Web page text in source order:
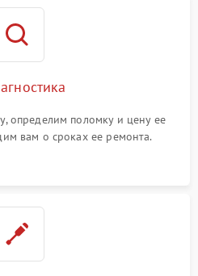
определим поломку и цену ее
вам о сроках ее ремонта.